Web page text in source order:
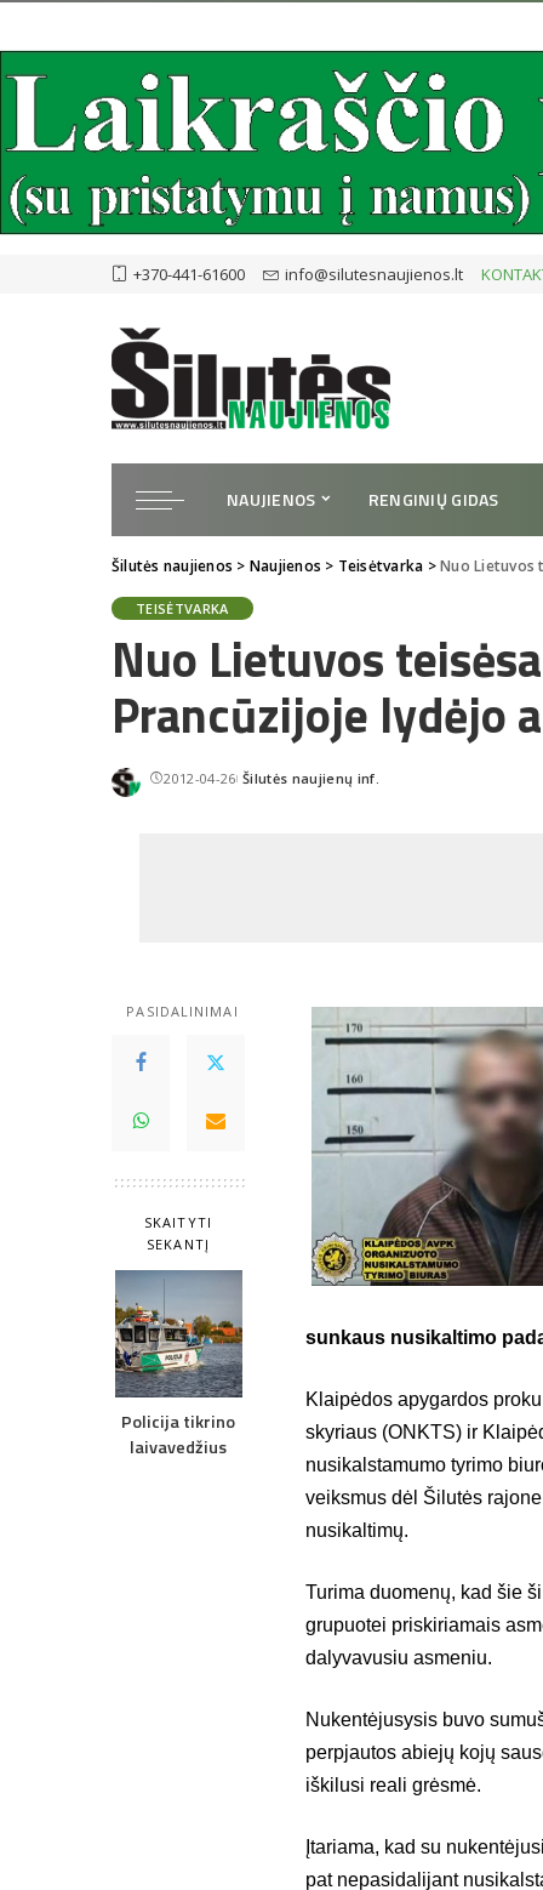
+370-441-61600 info@silutesnaujienos.lt
NAUJIENOS RENGINIŲ GIDAS
Šilutės naujienos > Naujienos > Teisėtvarka >Nuo Lietuvos
TEISĖTVARKA
Nuo Lietuvos
Prancūzijoje lydėjo
2012-04-26Posted
Šilutės naujienų inf.
PASIDALINIMAI
SKAITYTI
SEKANTĮ
Policija tikrino
laivavedžius
sunkaus nusikaltimo
Klaipėdos apygardos
skyriaus (ONKTS) ir
nusikalstamumo tyrimo
veiksmus dėl Šilutės
nusikaltimų.
Turima duomenų, kad šie
grupuotei priskiriamais
dalyvavusiu asmeniu.
Nukentėjusysis buvo
perpjautos abiejų kojų
iškilusi reali grėsmė.
Įtariama, kad su
pat nepasidalijant